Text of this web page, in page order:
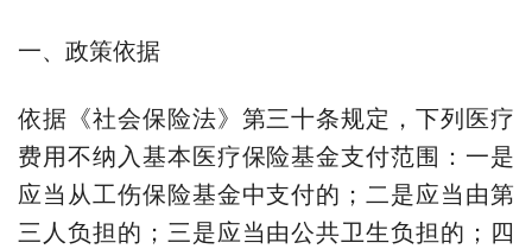
一、政策依据
依据《社会保险法》第三十条规定，下列医疗
费用不纳入基本医疗保险基金支付范围：一是
应当从工伤保险基金中支付的；二是应当由第
三人负担的；三是应当由公共卫生负担的；四